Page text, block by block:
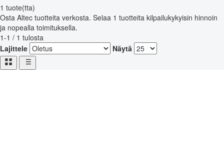
1 tuote(tta)
Osta Altec tuotteita verkosta. Selaa 1 tuotteita kilpailukykyisin hinnoin
ja nopealla toimituksella.
1-1 / 1 tulosta
Lajittele
Näytä